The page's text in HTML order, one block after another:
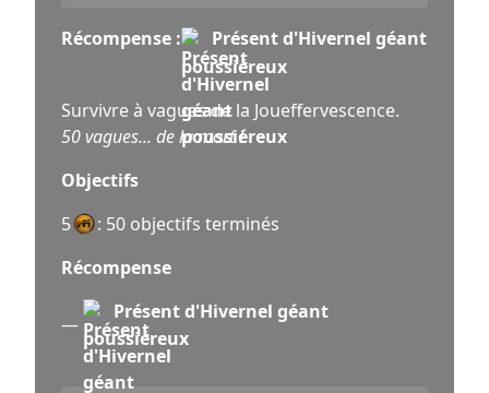
Récompense :
Présent d'Hivernel géant
poussiéreux
Survivre à vagues de la Joueffervescence.
50 vagues... de la mort !
Objectifs
5
: 50 objectifs terminés
Récompense
—
Présent d'Hivernel géant
poussiéreux